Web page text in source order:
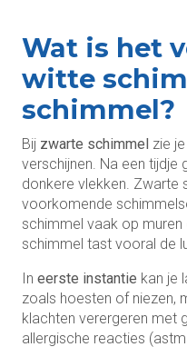
Wat is het
witte
schimmel?
Bij zwarte schimmel zie
verschijnen. Na een
donkere vlekken. Zwarte
voorkomende
schimmel vaak op
schimmel tast vooral de
In eerste instantie kan je
zoals hoesten of niezen,
klachten verergeren met
allergische reacties